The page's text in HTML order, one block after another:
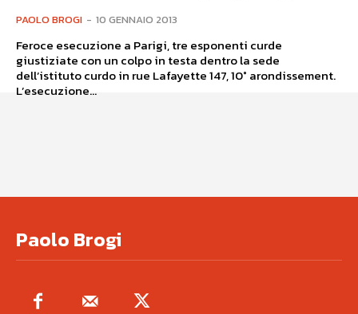
PAOLO BROGI - 10 GENNAIO 2013
Feroce esecuzione a Parigi, tre esponenti curde
giustiziate con un colpo in testa dentro la sede
dell’istituto curdo in rue Lafayette 147, 10° arondissement.
L’esecuzione...
Paolo Brogi